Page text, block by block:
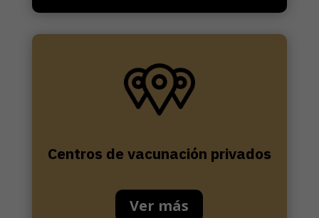
Centros de vacunación privados
Ver más